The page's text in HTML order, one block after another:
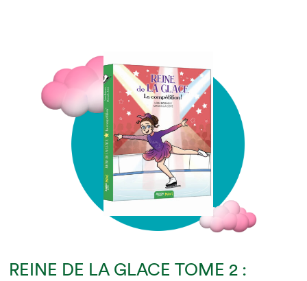
REINE DE LA GLACE TOME 2 :